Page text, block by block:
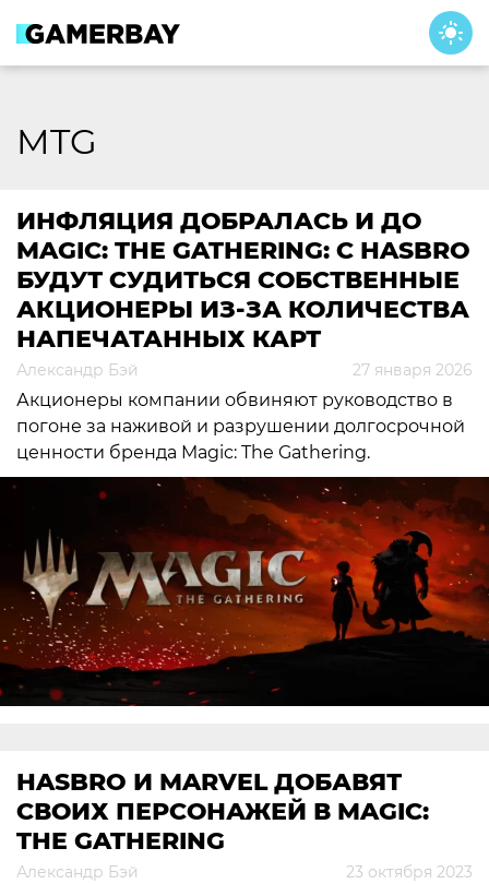
content
MTG
ИНФЛЯЦИЯ ДОБРАЛАСЬ И ДО
MAGIC: THE GATHERING: С HASBRO
БУДУТ СУДИТЬСЯ СОБСТВЕННЫЕ
АКЦИОНЕРЫ ИЗ-ЗА КОЛИЧЕСТВА
НАПЕЧАТАННЫХ КАРТ
Александр Бэй 27 января 2026
Акционеры компании обвиняют руководство в
погоне за наживой и разрушении долгосрочной
ценности бренда Magic: The Gathering.
HASBRO И MARVEL ДОБАВЯТ
СВОИХ ПЕРСОНАЖЕЙ В MAGIC:
THE GATHERING
Александр Бэй 23 октября 2023